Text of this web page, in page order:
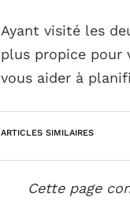
Ayant visité les
plus propice pour
vous aider à
ARTICLES SIMILAIRES
Cette page